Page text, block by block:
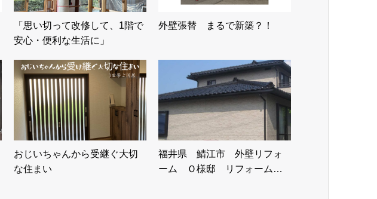
「思い切って改修して、1階で
安心・便利な生活に」
外壁張替 まるで新築？！
おじいちゃんから受継ぐ大切
な住まい
福井県 鯖江市 外壁リフォ
ーム Ｏ様邸 リフォーム…